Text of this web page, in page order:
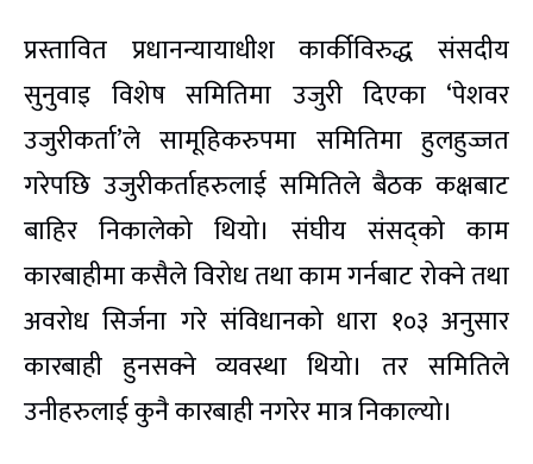
प्रस्तावित प्रधानन्यायाधीश कार्कीविरुद्ध संसदीय
सुनुवाइ विशेष समितिमा उजुरी दिएका ‘पेशवर
उजुरीकर्ता’ले सामूहिकरुपमा समितिमा हुलहुज्जत
गरेपछि उजुरीकर्ताहरुलाई समितिले बैठक कक्षबाट
बाहिर निकालेको थियो। संघीय संसद्को काम
कारबाहीमा कसैले विरोध तथा काम गर्नबाट रोक्ने तथा
अवरोध सिर्जना गरे संविधानको धारा १०३ अनुसार
कारबाही हुनसक्ने व्यवस्था थियो। तर समितिले
उनीहरुलाई कुनै कारबाही नगरेर मात्र निकाल्यो।